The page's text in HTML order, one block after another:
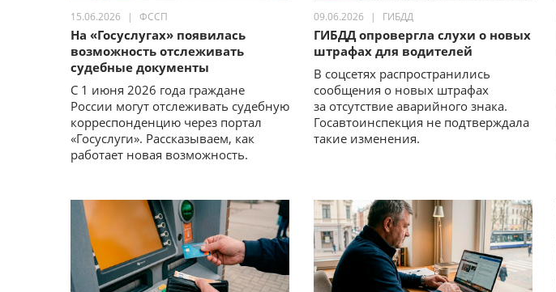
15.06.2026 ФССП
На «Госуслугах» появилась
возможность отслеживать
судебные документы
С 1 июня 2026 года граждане
России могут отслеживать судебную
корреспонденцию через портал
«Госуслуги». Рассказываем, как
работает новая возможность.
09.06.2026 ГИБДД
ГИБДД опровергла слухи о новых
штрафах для водителей
В соцсетях распространились
сообщения о новых штрафах
за отсутствие аварийного знака.
Госавтоинспекция не подтверждала
такие изменения.